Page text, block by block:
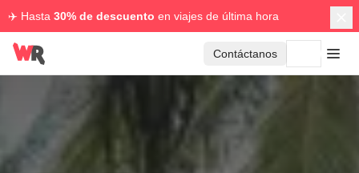
✈️ Hasta 30% de descuento en viajes de última hora
Contáctanos